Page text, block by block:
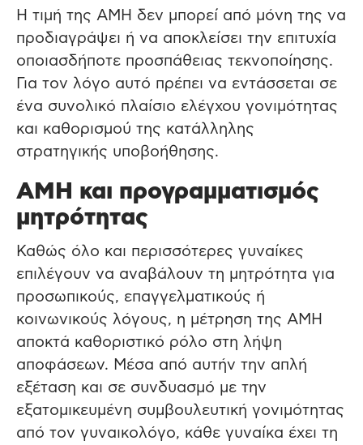
Η τιμή της AMH δεν μπορεί από μόνη της να
προδιαγράψει ή να αποκλείσει την επιτυχία
οποιασδήποτε προσπάθειας τεκνοποίησης.
Για τον λόγο αυτό πρέπει να εντάσσεται σε
ένα συνολικό πλαίσιο ελέγχου γονιμότητας
και καθορισμού της κατάλληλης
στρατηγικής υποβοήθησης.
ΑΜΗ και προγραμματισμός
μητρότητας
Καθώς όλο και περισσότερες γυναίκες
επιλέγουν να αναβάλουν τη μητρότητα για
προσωπικούς, επαγγελματικούς ή
κοινωνικούς λόγους, η μέτρηση της AMH
αποκτά καθοριστικό ρόλο στη λήψη
αποφάσεων. Μέσα από αυτήν την απλή
εξέταση και σε συνδυασμό με την
εξατομικευμένη συμβουλευτική γονιμότητας
από τον γυναικολόγο, κάθε γυναίκα έχει τη